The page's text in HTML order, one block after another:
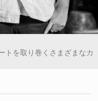
トを取り巻くさまざまなカ